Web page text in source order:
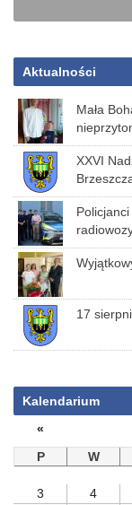
Aktualności
Mała
XXVI
17
Kalendarium
«
P
W
3
4